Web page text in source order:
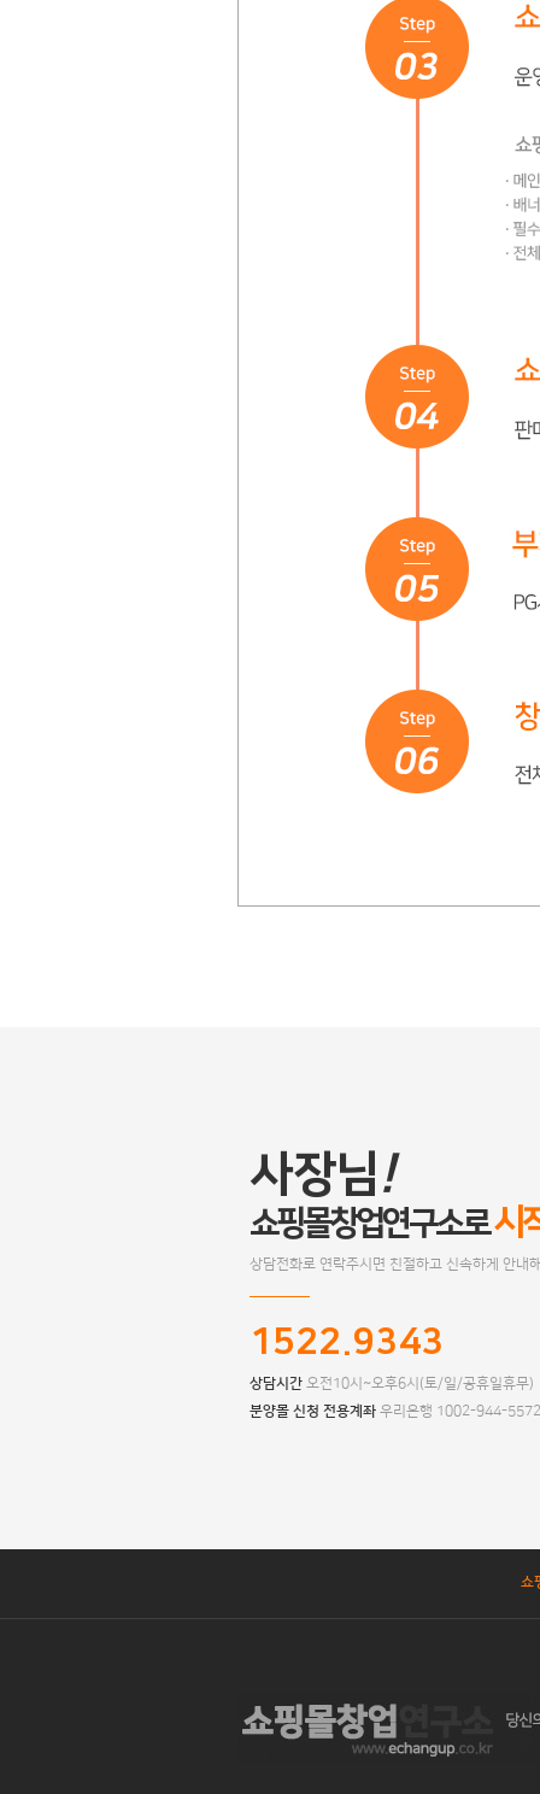
사장님!
쇼핑몰창업연구소로시
상담전화로 연락주시면 친절하고 신속하게 안내
1522.9343
상담시간오전10시~오후6시(토/일/공휴일휴무)
분양몰 신청 전용계좌우리은행 1002-944-
쇼